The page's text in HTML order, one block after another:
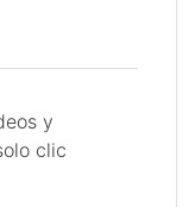
y
clic